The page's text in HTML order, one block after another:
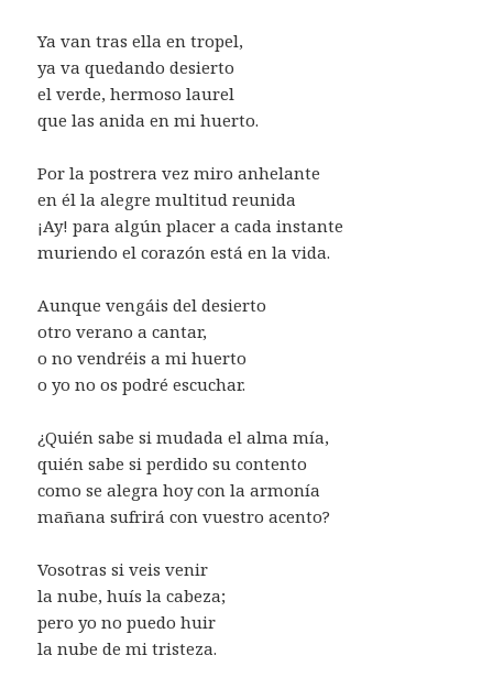
Ya van tras ella en tropel,
ya va quedando desierto
el verde, hermoso laurel
que las anida en mi huerto.
Por la postrera vez miro anhelante
en él la alegre multitud reunida
¡Ay! para algún placer a cada instante
muriendo el corazón está en la vida.
Aunque vengáis del desierto
otro verano a cantar,
o no vendréis a mi huerto
o yo no os podré escuchar.
¿Quién sabe si mudada el alma mía,
quién sabe si perdido su contento
como se alegra hoy con la armonía
mañana sufrirá con vuestro acento?
Vosotras si veis venir
la nube, huís la cabeza;
pero yo no puedo huir
la nube de mi tristeza.